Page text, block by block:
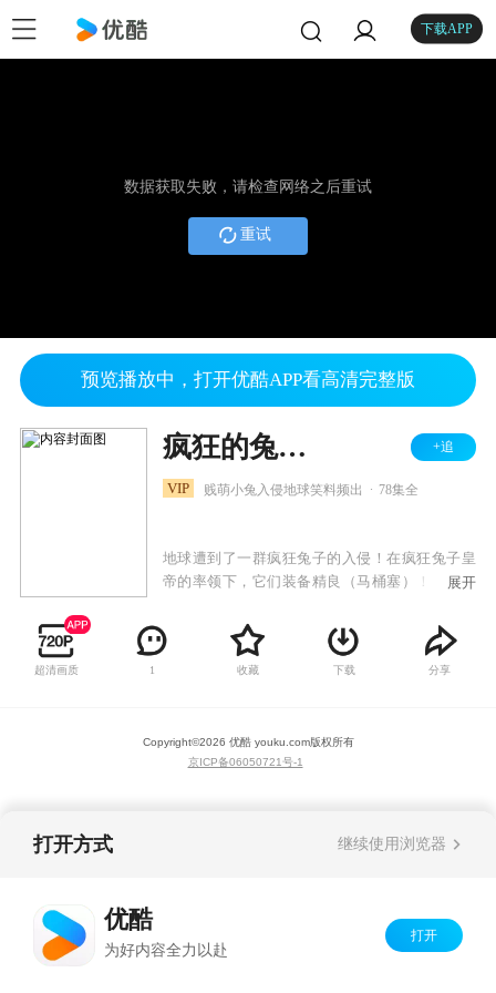
下载APP
数据获取失败，请检查网络之后重试
重试
预览播放中，打开优酷APP看高清完整版
疯狂的兔子 第一季 +追
VIP 贱萌小兔入侵地球笑料频出 78集全
地球遭到了一群疯狂兔子的入侵！在疯狂兔子皇
帝的率领下，它们装备精良（马桶塞）！它们视
淹没）！它们不攻占地球消灭人类决不罢休！
展开
超清画质 1 收藏 下载 分享
Copyright©2026 优酷 youku.com版权所有
京ICP备06050721号-1
打开方式 继续使用浏览器
优酷
为好内容全力以赴
打开